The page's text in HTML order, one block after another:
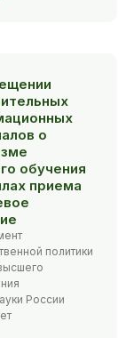
о
обучения
приема
политики
России